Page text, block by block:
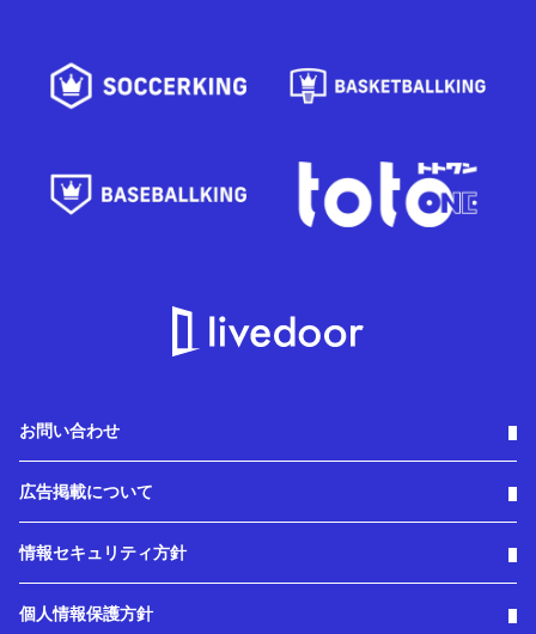
お問い合わせ
広告掲載について
情報セキュリティ方針
個人情報保護方針